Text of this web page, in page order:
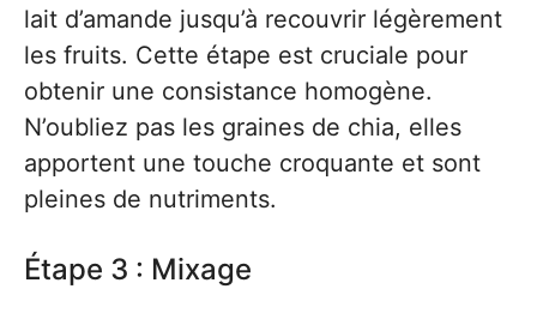
lait d’amande jusqu’à recouvrir légèrement
les fruits. Cette étape est cruciale pour
obtenir une consistance homogène.
N’oubliez pas les graines de chia, elles
apportent une touche croquante et sont
pleines de nutriments.
Étape 3 : Mixage